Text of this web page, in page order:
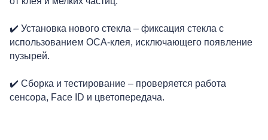
✔️ Установка нового стекла – фиксация стекла с
использованием OCA-клея, исключающего появление
пузырей.
✔️ Сборка и тестирование – проверяется работа
сенсора, Face ID и цветопередача.